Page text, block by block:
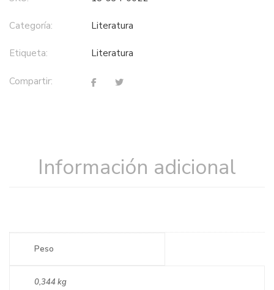
Categoría: literatura
Etiqueta: literatura
Compartir:
Información adicional
Peso
0,344 kg